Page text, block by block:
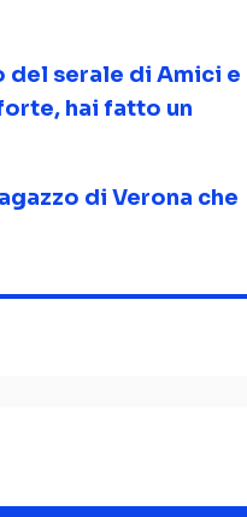
del serale di Amici e
hai fatto un
di Verona che